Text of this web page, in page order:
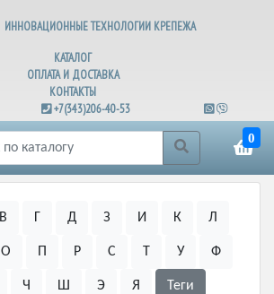
ИННОВАЦИОННЫЕ ТЕХНОЛОГИИ КРЕПЕЖА
КАТАЛОГ
ОПЛАТА И ДОСТАВКА
КОНТАКТЫ
+7(343)206-40-53
0
В Г Д З И К Л
О П Р С Т У Ф
Ч Ш Э Я Теги